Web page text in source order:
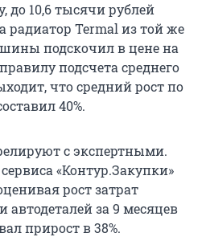
до 10,6 тысячи рублей
радиатор Termal из той же
подскочил в цене на
подсчета среднего
что средний рост по
40%.
с экспертными.
«Контур.Закупки»
рост затрат
автодеталей за 9 месяцев
прирост в 38%.